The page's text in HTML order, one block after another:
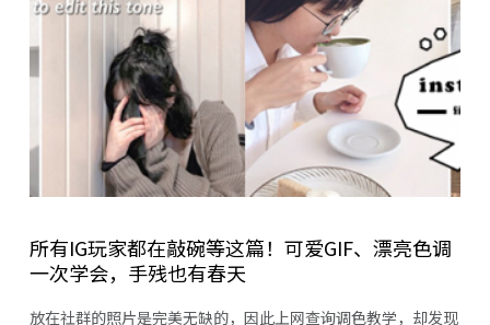
所有IG玩家都在敲碗等这篇！可爱GIF、漂亮色调
一次学会，手残也有春天
放在社群的照片是完美无缺的，因此上网查询调色教学，却发现